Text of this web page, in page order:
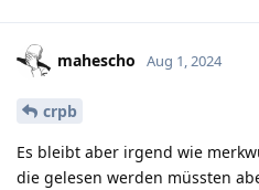
mahescho Aug 1, 2024
crpb
Es bleibt aber irgend wie
die gelesen werden müssten